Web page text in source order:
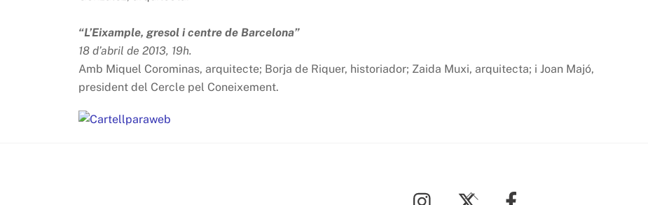
“L’Eixample, gresol i centre de Barcelona”
18 d’abril de 2013, 19h.
Amb Miquel Corominas, arquitecte; Borja de Riquer, historiador; Zaida Muxi, arquitecta; i Joan Majó,
president del Cercle pel Coneixement.
To